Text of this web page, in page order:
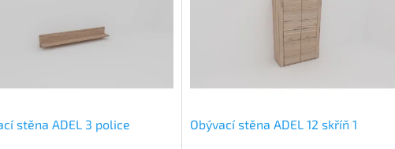
stěna ADEL 3 police Obývací stěna ADEL 12 skříň 1